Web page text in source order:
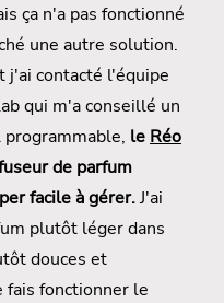
ça n'a pas fonctionné
une autre solution.
j'ai contacté l'équipe
qui m'a conseillé un
le Réo
de parfum
facile à gérer.J'ai
plutôt léger dans
douces et
fais fonctionner le